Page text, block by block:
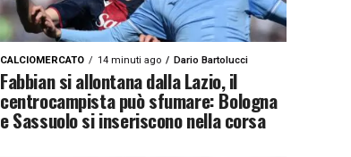
CALCIOMERCATO 14 minuti ago Dario Bartolucci
Fabbian si allontana dalla Lazio, il
centrocampista può sfumare: Bologna
e Sassuolo si inseriscono nella corsa